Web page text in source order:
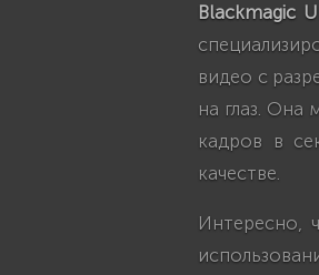
Blackmagic
видео с
на глаз. Она
кадров в
качестве.
Интересно,